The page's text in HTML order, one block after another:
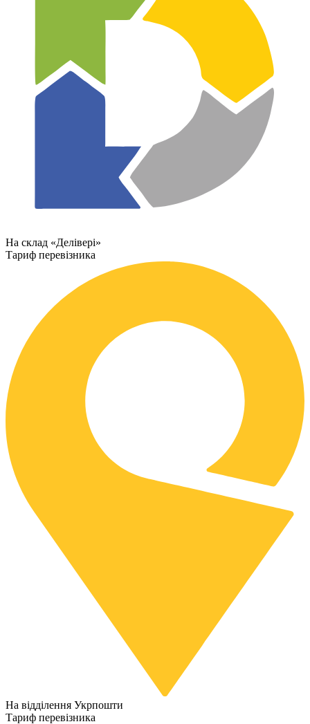
На склад «Делівері»
Тариф перевізника
На відділення Укрпошти
Тариф перевізника